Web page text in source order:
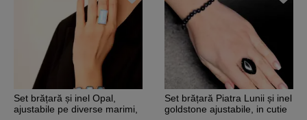
Set brățară și inel Opal,
ajustabile pe diverse marimi,
Set brățară Piatra Lunii și inel
goldstone ajustabile, in cutie